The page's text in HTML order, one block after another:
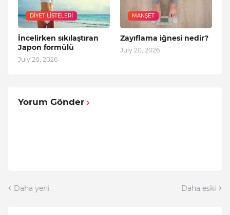
DIYET LISTELERI
İncelirken sıkılaştıran
Japon formülü
July 20, 2026
MANŞET
Zayıflama iğnesi nedir?
July 20, 2026
Yorum Gönder
Daha yeni Daha eski